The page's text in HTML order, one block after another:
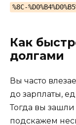
%8C-
Как
долгами
Вы часто
до зарплаты,
Тогда вы
подскажем